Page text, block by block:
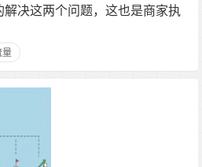
决这两个问题，这也是商家执
量